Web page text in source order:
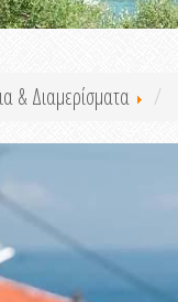
& Διαμερίσματα